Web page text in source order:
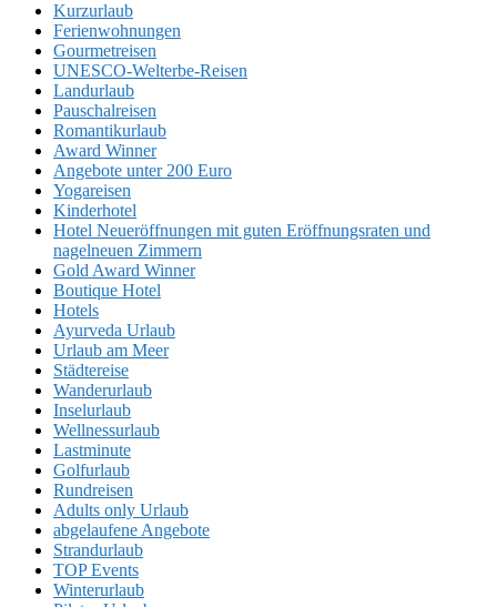
Kurzurlaub
Ferienwohnungen
Gourmetreisen
UNESCO-Welterbe-Reisen
Landurlaub
Pauschalreisen
Romantikurlaub
Award Winner
Angebote unter 200 Euro
Yogareisen
Kinderhotel
Hotel Neueröffnungen mit guten Eröffnungsraten und
nagelneuen Zimmern
Gold Award Winner
Boutique Hotel
Hotels
Ayurveda Urlaub
Urlaub am Meer
Städtereise
Wanderurlaub
Inselurlaub
Wellnessurlaub
Lastminute
Golfurlaub
Rundreisen
Adults only Urlaub
abgelaufene Angebote
Strandurlaub
TOP Events
Winterurlaub